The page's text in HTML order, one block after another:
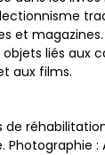
et
liés aux
aux films.
de
Photographie :